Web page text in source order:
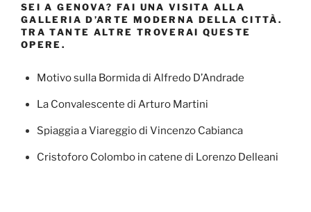
SEI A GENOVA? FAI UNA VISITA ALLA
GALLERIA D’ARTE MODERNA DELLA CITTÀ.
TRA TANTE ALTRE TROVERAI QUESTE
OPERE.
Motivo sulla Bormida di Alfredo D’Andrade
La Convalescente di Arturo Martini
Spiaggia a Viareggio di Vincenzo Cabianca
Cristoforo Colombo in catene di Lorenzo Delleani